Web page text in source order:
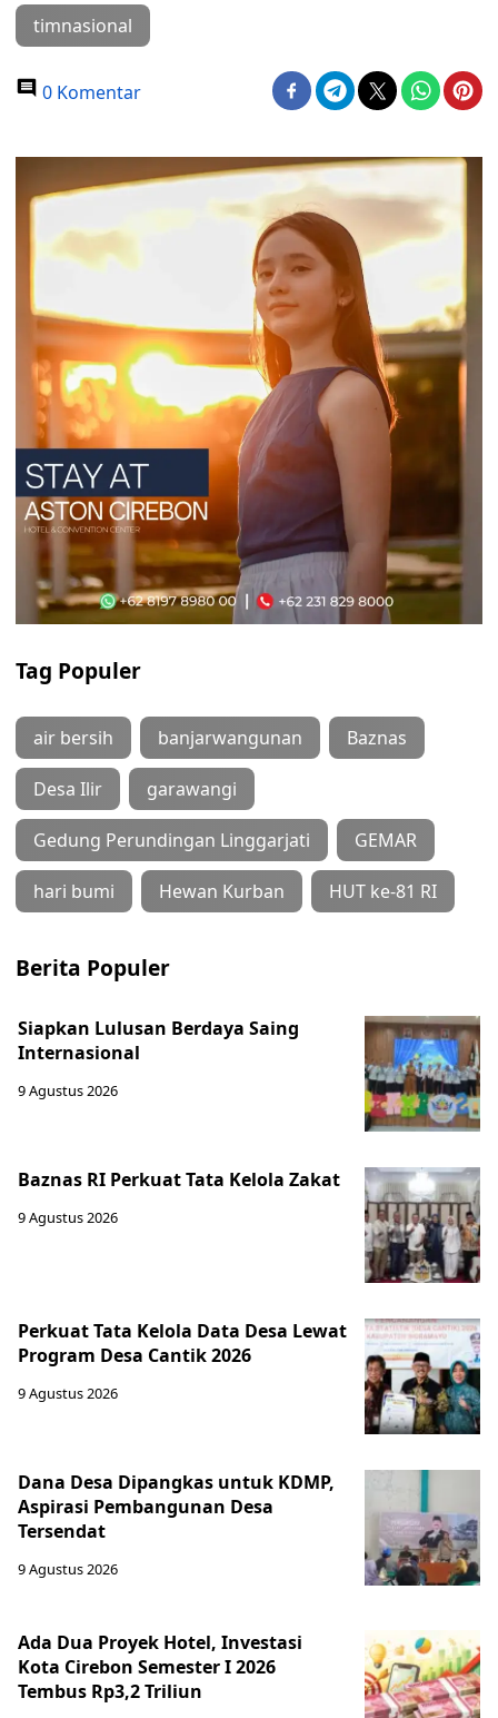
timnasional
0 Komentar
Tag Populer
air bersih banjarwangunan Baznas
Desa Ilir garawangi
Gedung Perundingan Linggarjati GEMAR
hari bumi Hewan Kurban HUT ke-81 RI
Berita Populer
Siapkan Lulusan Berdaya Saing
Internasional
9 Agustus 2026
Baznas RI Perkuat Tata Kelola Zakat
9 Agustus 2026
Perkuat Tata Kelola Data Desa Lewat
Program Desa Cantik 2026
9 Agustus 2026
Dana Desa Dipangkas untuk KDMP,
Aspirasi Pembangunan Desa
Tersendat
9 Agustus 2026
Ada Dua Proyek Hotel, Investasi
Kota Cirebon Semester I 2026
Tembus Rp3,2 Triliun